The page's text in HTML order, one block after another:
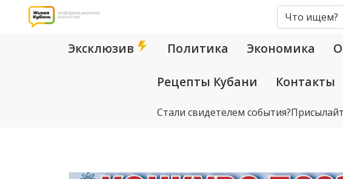
Эксклюзив Политика Экономика
Рецепты Кубани Контакты
Стали свидетелем события?